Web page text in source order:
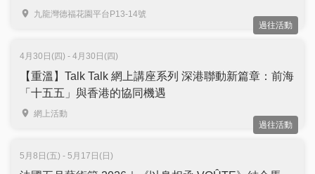
九龍灣德福花園平台P13-14號
過往活動
4月30日(四) - 4月30日(四)
【重溫】Talk Talk 網上講座系列 深港聯動新篇章：前海
「十五五」與香港的協同機遇
網上活動
過往活動
5月8日(五) - 5月17日(日)